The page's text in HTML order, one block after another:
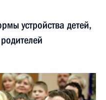
устройства детей,